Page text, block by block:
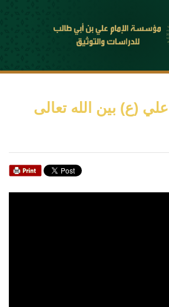
علي (ع) بين الله تعالى